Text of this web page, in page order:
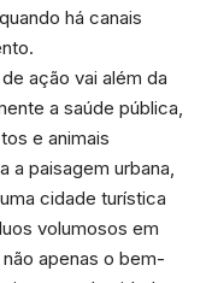
há canais
ação vai além da
a saúde pública,
e animais
a paisagem urbana,
cidade turística
volumosos em
apenas o bem-